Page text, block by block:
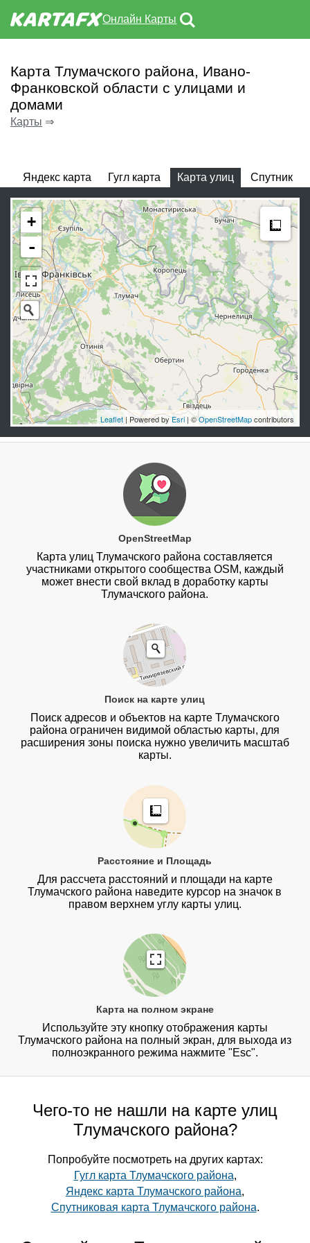
Онлайн Карты
Карта Тлумачского района, Ивано-
Франковской области с улицами и
домами
Карты ⇒
Яндекс карта Гугл карта Карта улиц Спутник
+
-
Leaflet| Powered byEsri | ©OpenStreetMapcontributors
OpenStreetMap
Карта улиц Тлумачского района составляется
участниками открытого сообщества OSM, каждый
может внести свой вклад в доработку карты
Тлумачского района.
Поиск на карте улиц
Поиск адресов и объектов на карте Тлумачского
района ограничен видимой областью карты, для
расширения зоны поиска нужно увеличить масштаб
карты.
Расстояние и Площадь
Для рассчета расстояний и площади на карте
Тлумачского района наведите курсор на значок в
правом верхнем углу карты улиц.
Карта на полном экране
Используйте эту кнопку отображения карты
Тлумачского района на полный экран, для выхода из
полноэкранного режима нажмите "Esc".
Чего-то не нашли на карте улиц
Тлумачского района?
Попробуйте посмотреть на других картах:
Гугл карта Тлумачского района,
Яндекс карта Тлумачского района,
Спутниковая карта Тлумачского района.